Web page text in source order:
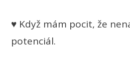
♥ Když mám pocit, že
potenciál.